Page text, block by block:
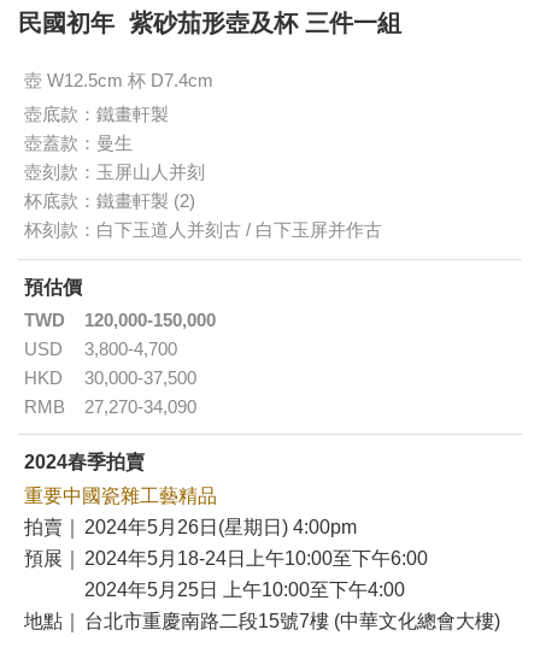
民國初年 紫砂茄形壺及杯 三件一組
壺 W12.5cm 杯 D7.4cm
壺底款：鐵畫軒製
壺蓋款：曼生
壺刻款：玉屏山人并刻
杯底款：鐵畫軒製 (2)
杯刻款：白下玉道人并刻古 / 白下玉屏并作古
預估價
TWD
120,000-150,000
USD
3,800-4,700
HKD
30,000-37,500
RMB
27,270-34,090
2024春季拍賣
重要中國瓷雜工藝精品
拍賣｜
2024年5月26日(星期日) 4:00pm
預展｜
2024年5月18-24日上午10:00至下午6:00
2024年5月25日 上午10:00至下午4:00
地點｜
台北市重慶南路二段15號7樓 (中華文化總會大樓)